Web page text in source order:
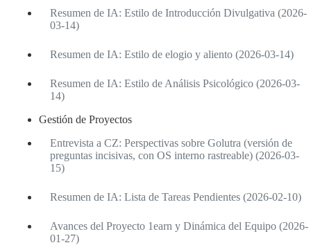
Resumen de IA: Estilo de Introducción Divulgativa (2026-
03-14)
Resumen de IA: Estilo de elogio y aliento (2026-03-14)
Resumen de IA: Estilo de Análisis Psicológico (2026-03-
14)
Gestión de Proyectos
Entrevista a CZ: Perspectivas sobre Golutra (versión de
preguntas incisivas, con OS interno rastreable) (2026-03-
15)
Resumen de IA: Lista de Tareas Pendientes (2026-02-10)
Avances del Proyecto 1earn y Dinámica del Equipo (2026-
01-27)